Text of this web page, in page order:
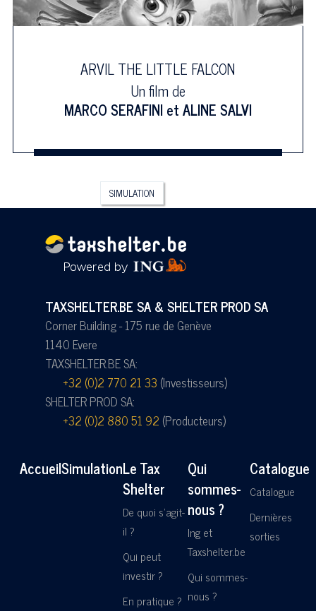
ARVIL THE LITTLE FALCON
Un film de
MARCO SERAFINIetALINE SALVI
SIMULATION
TAXSHELTER.BE SA & SHELTER PROD SA
Corner Building - 175 rue de Genève
1140 Evere
TAXSHELTER.BE SA:
+32 (0)2 770 21 33 (Investisseurs)
SHELTER PROD SA:
+32 (0)2 880 51 92 (Producteurs)
AccueilSimulationLe Tax
Shelter
De quoi s'agit-
il ?
Qui peut
investir ?
En pratique ?
Qui
sommes-
nous ?
Ing et
Taxshelter.be
Qui sommes-
nous ?
Catalogue
Catalogue
Dernières
sorties